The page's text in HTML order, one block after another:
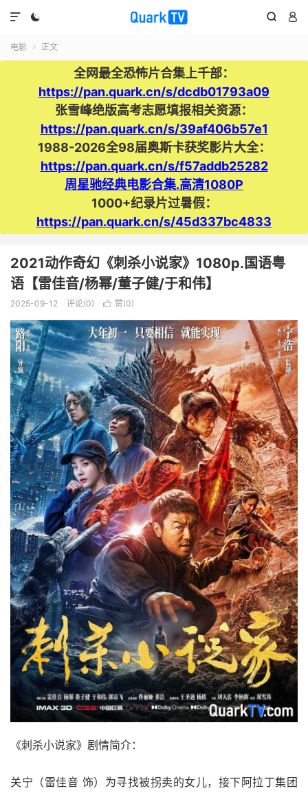
  

电影  正文
全网最全恐怖片合集上千部：
https://pan.quark.cn/s/dcdb01793a09
张雪峰绝版高考志愿填报相关资源：
https://pan.quark.cn/s/39af406b57e1
1988-2026全98届奥斯卡获奖影片大全：
https://pan.quark.cn/s/f57addb25282
周星驰经典电影合集.高清1080P
1000+纪录片过暑假：
https://pan.quark.cn/s/45d337bc4833
2021动作奇幻《刺杀小说家》1080p.国语粤
语【雷佳音/杨幂/董子健/于和伟】
2025-09-12 评论(0)  赞(0)
《刺杀小说家》剧情简介：
关宁（雷佳音 饰）为寻找被拐卖的女儿，接下阿拉丁集团